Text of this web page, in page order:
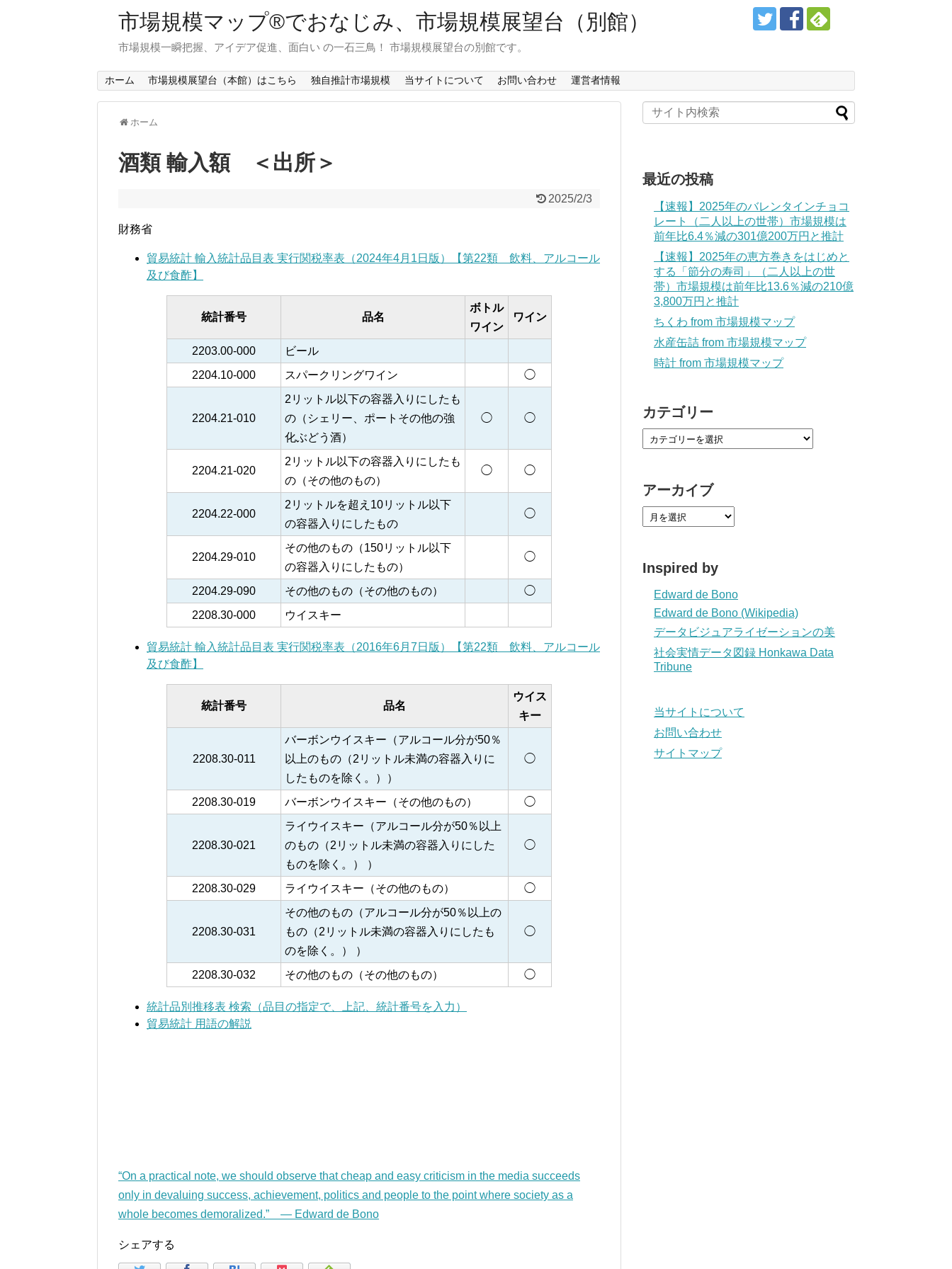
市場規模マップ®でおなじみ、市場規模展望台（別館）
市場規模一瞬把握、アイデア促進、面白い の一石三鳥！ 市場規模展望台の別館です。
ホーム 市場規模展望台（本館）はこちら 独自推計市場規模 当サイトについて お問い合わせ 運営者情報
ホーム
酒類 輸入額 ＜出所＞
2025/2/3
財務省
貿易統計 輸入統計品目表 実行関税率表（2024年4月1日版）【第22類 飲料、アルコール
及び食酢】
統計番号 品名
ボトル
ワイン
ワイン
2203.00-000
ビール
2204.10-000
スパークリングワイン ◯
2204.21-010
2リットル以下の容器入りにしたも
の（シェリー、ポートその他の強
化ぶどう酒）
◯ ◯
2204.21-020
2リットル以下の容器入りにしたも
の（その他のもの）
◯ ◯
2204.22-000
2リットルを超え10リットル以下
の容器入りにしたもの
◯
2204.29-010
その他のもの（150リットル以下
の容器入りにしたもの）
◯
2204.29-090 その他のもの（その他のもの）
◯
2208.30-000
ウイスキー
貿易統計 輸入統計品目表 実行関税率表（2016年6月7日版）【第22類 飲料、アルコール
及び食酢】
統計番号 品名
ウイス
キー
2208.30-011
バーボンウイスキー（アルコール分が50％
以上のもの（2リットル未満の容器入りに
したものを除く。））
◯
2208.30-019 バーボンウイスキー（その他のもの） ◯
2208.30-021
ライウイスキー（アルコール分が50％以上
のもの（2リットル未満の容器入りにした
ものを除く。） ）
◯
2208.30-029 ライウイスキー（その他のもの） ◯
2208.30-031
その他のもの（アルコール分が50％以上の
もの（2リットル未満の容器入りにしたも
のを除く。） ）
◯
2208.30-032 その他のもの（その他のもの） ◯
統計品別推移表 検索（品目の指定で、上記、統計番号を入力）
貿易統計 用語の解説
“On a practical note, we should observe that cheap and easy criticism in the media succeeds
only in devaluing success, achievement, politics and people to the point where society as a
whole becomes demoralized.” — Edward de Bono
シェアする
最近の投稿
【速報】2025年のバレンタインチョコ
レート（二人以上の世帯）市場規模は
前年比6.4％減の301億200万円と推計
【速報】2025年の恵方巻きをはじめと
する「節分の寿司」（二人以上の世
帯）市場規模は前年比13.6％減の210億
3,800万円と推計
ちくわ from 市場規模マップ
水産缶詰 from 市場規模マップ
時計 from 市場規模マップ
カテゴリー
アーカイブ
Inspired by
Edward de Bono
Edward de Bono (Wikipedia)
データビジュアライゼーションの美
社会実情データ図録 Honkawa Data
Tribune
当サイトについて
お問い合わせ
サイトマップ